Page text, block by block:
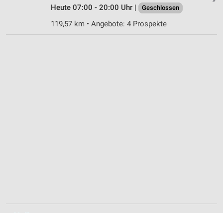
Heute 07:00 - 20:00 Uhr | Geschlossen
119,57 km • Angebote: 4 Prospekte